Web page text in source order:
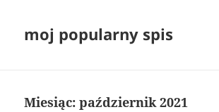
moj popularny spis
Miesiąc:październik 2021